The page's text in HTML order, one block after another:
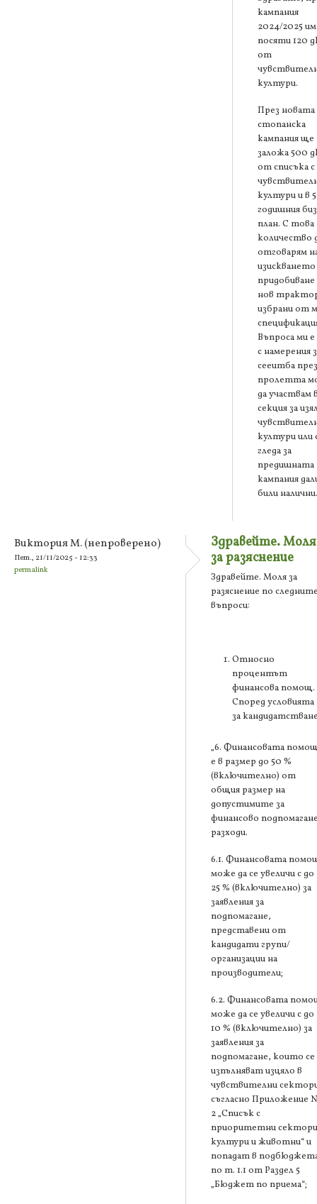
кампания
2024/2025
посяти 120
от
култури.
През новата
стопанска
кампания ще
заложа 500
от списъка с
култури и в 5
годишния
план. С това
количество
отговарям
изискването
придобиване
нов
избрани от
Въпроса ми е
с намерения
сееитба през
пролетта
да участвам
секция за
култури или
гледа за
предишната
кампания
били налични.
Виктория М. (непроверено)
Пет., 21/11/2025 - 12:33
permalink
Здравейте. Моля
за разяснение
Здравейте. Моля за
разяснение по
въпроси:
Относно
процентът
финансова помощ.
Според условията
за
„6. Финансовата
е в размер до 50 %
(включително) от
общия размер на
допустимите за
финансово
разходи.
6.1. Финансовата
може да се увеличи с до
25 % (включително) за
заявления за
подпомагане,
представени от
кандидати групи/
организации на
производители;
6.2. Финансовата
може да се увеличи с до
10 % (включително) за
заявления за
подпомагане, които се
изпълняват изцяло в
чувствителни
съгласно Приложение
2 „Списък с
приоритетни
култури и животни“ и
попадат в
по т. 1.1 от Раздел 5
„Бюджет по приема“;